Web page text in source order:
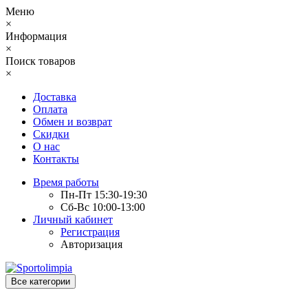
Меню
×
Информация
×
Поиск товаров
×
Доставка
Оплата
Обмен и возврат
Скидки
О нас
Контакты
Время работы
Пн-Пт 15:30-19:30
Сб-Вс 10:00-13:00
Личный кабинет
Регистрация
Авторизация
Все категории